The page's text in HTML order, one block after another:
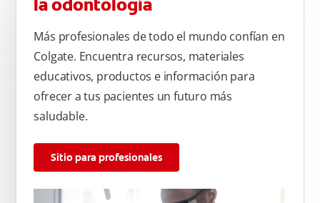
la odontología
Más profesionales de todo el mundo confían en
Colgate. Encuentra recursos, materiales
educativos, productos e información para
ofrecer a tus pacientes un futuro más
saludable.
Sitio para profesionales